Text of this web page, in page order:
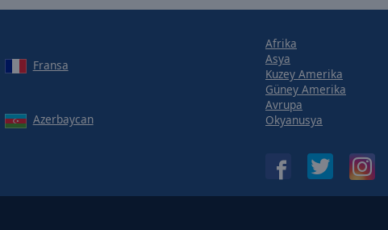
Fransa
Azerbaycan
Afrika
Asya
Kuzey Amerika
Güney Amerika
Avrupa
Okyanusya